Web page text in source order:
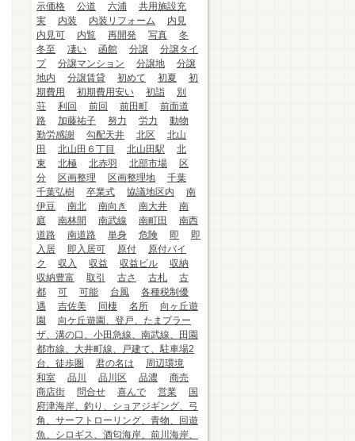
示価格
公道 六浦
共用施設充
実
内装 内装リフォーム
内見
内見可
内覧 再開発 写真
冬
冬至
凄い 函館 分譲
分譲タイ
プ
分譲マンション 分譲地
分譲
地内
分譲賃貸 初めて 初夏
初
期費用
初期費用安い 初詣
別
荘
利回 前回 前田町
前面道
路
加藤祐子 努力 労力
動物
勤労感謝
勾配天井 北区
北山
田
北山田６丁目 北山田駅
北
東
北極 北赤羽 北部市場
区
分
区画整理 区画整理地
千葉
千葉弘樹
卒業式 協議地区内
南
伊豆
南北 南向き 南大井
南
庭
南林間 南武線 南町田
南西
道路
南道路 単身 危険 即
即
入居
即入居可 原付
原付バイ
ク
収入 収益 収益ビル
収納
収納豊富
取引 古さ 古札
古
都
可 可能 台風
各種税制優
遇
吉佐美 同棲 名所
向ヶ丘遊
園
向ケ丘遊園、登戸、たまプラー
ザ、溝の口、小田急線、南武線、田園
都市線、大井町線、戸建て、駐車場2
台、徒歩圏
君の名は
周辺環境
和室
品川 品川区 品濃
商売
商店街
問合せ 喜んで 営業
国
府津海岸、釣り、ショアジギング、弓
角、サーフトローリング、青物、回遊
魚、シロギス、酒匂海岸、前川海岸、